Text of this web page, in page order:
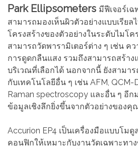
Park Ellipsometers มีฟีเจอร์เ
สามารถมองเห็นผิวตัวอย่างแบบเรีย
โครงสร้างของตัวอย่างในระดับไมโ
สามารถวัดพารามิเตอร์ต่าง ๆ เช่น ค
การดูดกลืนแสง รวมถึงสามารถสร้าง
บริเวณที่เลือกได้ นอกจากนี้ ยังสามา
กับเทคโนโลยีอื่น ๆ เช่น AFM, QCM-
Raman spectroscopy และอื่น ๆ อีก
ข้อมูลเชิงลึกยิ่งขึ้นจากตัวอย่างของคุ
Accurion EP4 เป็นเครื่องมือแบบโม
คอนฟิกให้เหมาะกับงานวัดเฉพาะทา